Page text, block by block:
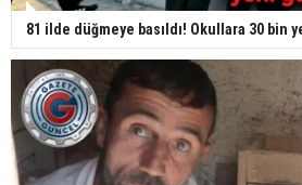
81 ilde düğmeye basıldı! Okullara 30